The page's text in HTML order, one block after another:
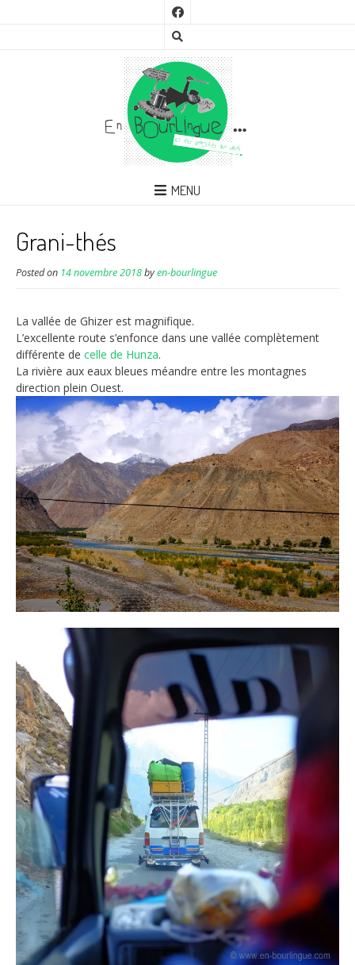
MENU
Grani-thés
Posted on 14 novembre 2018byen-bourlingue
La vallée de Ghizer est magnifique.
L’excellente route s’enfonce dans une vallée complètement
différente de celle de Hunza.
La rivière aux eaux bleues méandre entre les montagnes
direction plein Ouest.